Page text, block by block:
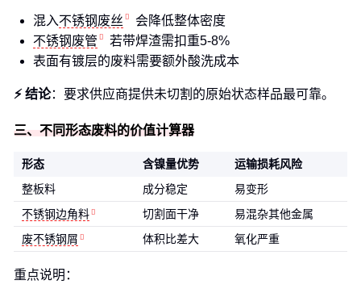
混入不锈钢废丝
会降低整体密度
不锈钢废管
若带焊渣需扣重5-8%
表面有镀层的废料需要额外酸洗成本
⚡ 结论：要求供应商提供未切割的原始状态样品最可靠。
三、不同形态废料的价值计算器
形态 含镍量优势
运输损耗风险
整板料
成分稳定
易变形
不锈钢边角料
切割面干净
易混杂其他金属
废不锈钢屑
体积比差大 氧化严重
重点说明：